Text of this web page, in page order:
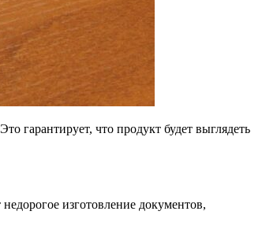
гарантирует, что продукт будет выглядеть
изготовление документов,